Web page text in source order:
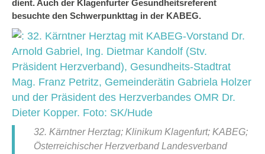
dient. Auch der Klagenfurter Gesundheitsreferent
besuchte den Schwerpunkttag in der KABEG.
32. Kärntner Herztag; Klinikum Klagenfurt; KABEG;
Österreichischer Herzverband Landesverband